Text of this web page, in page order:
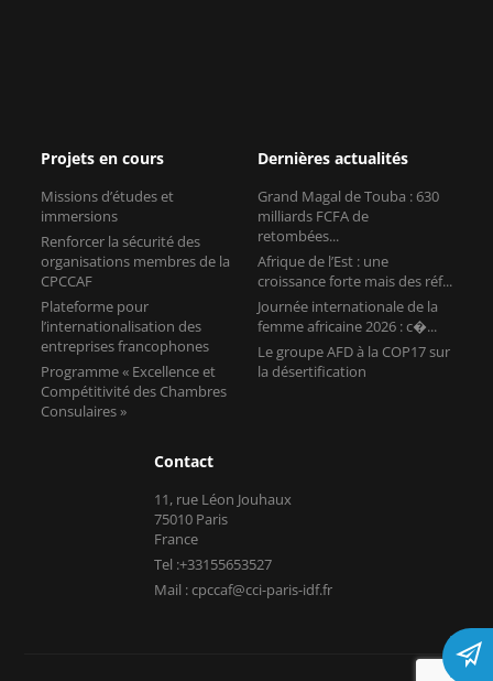
Projets en cours
Missions d’études et
immersions
Renforcer la sécurité des
organisations membres de la
CPCCAF
Plateforme pour
l’internationalisation des
entreprises francophones
Programme « Excellence et
Compétitivité des Chambres
Consulaires »
Dernières actualités
Grand Magal de Touba : 630
milliards FCFA de
retombées...
Afrique de l’Est : une
croissance forte mais des réf...
Journée internationale de la
femme africaine 2026 : c�...
Le groupe AFD à la COP17 sur
la désertification
Contact
11, rue Léon Jouhaux
75010 Paris
France
Tel :+33155653527
Mail : cpccaf@cci-paris-idf.fr